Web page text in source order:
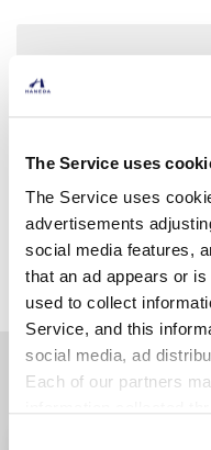
The Service uses
The Service uses
advertisements
social media features,
that an ad appears or
used to collect
Service, and this
social media, ad
Each of our partners
西餐
羽田机场限定
儿童餐
其